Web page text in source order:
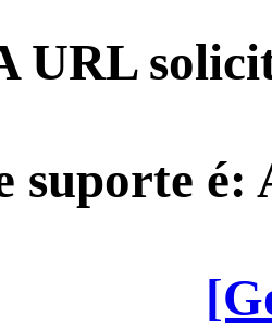
URL
suporte é: